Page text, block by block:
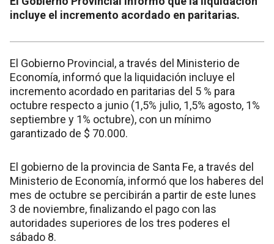
incluye el incremento acordado en paritarias.
El Gobierno Provincial, a través del Ministerio de
Economía, informó que la liquidación incluye el
incremento acordado en paritarias del 5 % para
octubre respecto a junio (1,5% julio, 1,5% agosto, 1%
septiembre y 1% octubre), con un mínimo
garantizado de $ 70.000.
El gobierno de la provincia de Santa Fe, a través del
Ministerio de Economía, informó que los haberes del
mes de octubre se percibirán a partir de este lunes
3 de noviembre, finalizando el pago con las
autoridades superiores de los tres poderes el
sábado 8.